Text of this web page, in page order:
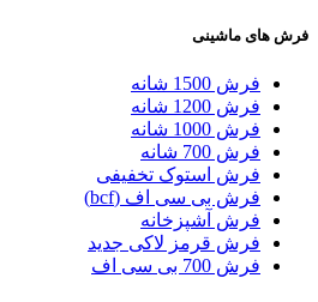
فرش های ماشینی
فرش 1500 شانه
فرش 1200 شانه
فرش 1000 شانه
فرش 700 شانه
فرش استوک تخفیفی
فرش بی سی اف (bcf)
فرش آشپزخانه
فرش قرمز لاکی جدید
فرش 700 بی سی اف